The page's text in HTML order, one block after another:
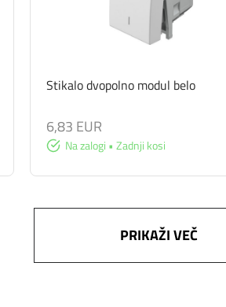
Stikalo dvopolno modul belo
Na zalogi • Zadnji kosi
6,83 EUR
PRIKAŽI VEČ